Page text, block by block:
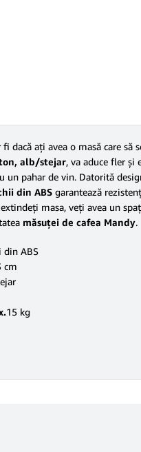
dacă aţi avea o masă care să
alb/stejar, va aduce fler
un pahar de vin. Datorită
din ABS garantează
extindeţi masa, veţi avea un
măsuţei de cafea Mandy.
din ABS
cm
15 kg